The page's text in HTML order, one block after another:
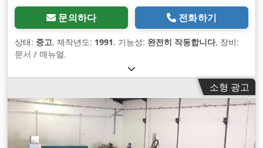
문의하다 전화하기
상태: 중고, 제작년도: 1991, 기능성: 완전히 작동합니다, 장비:
문서 / 매뉴얼,
소형 광고